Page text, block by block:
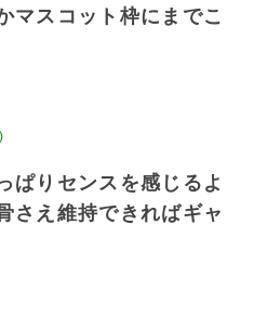
マスコット枠にまでこ
ぱりセンスを感じるよ
さえ維持できればギャ